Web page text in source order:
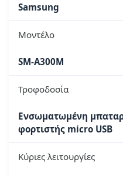
Samsung
Μοντέλο
SM-A300M
Τροφοδοσία
Ενσωματωμένη
φορτιστής micro USB
Κύριες λειτουργίες